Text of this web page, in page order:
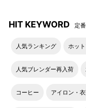
HIT KEYWORD 定
人気ランキング ホッ
人気ブレンダー再入荷
コーヒー アイロン・